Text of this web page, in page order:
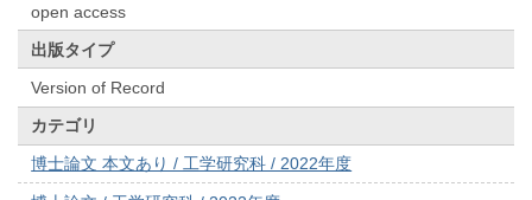
open access
出版タイプ
Version of Record
カテゴリ
博士論文 本文あり / 工学研究科 / 2022年度